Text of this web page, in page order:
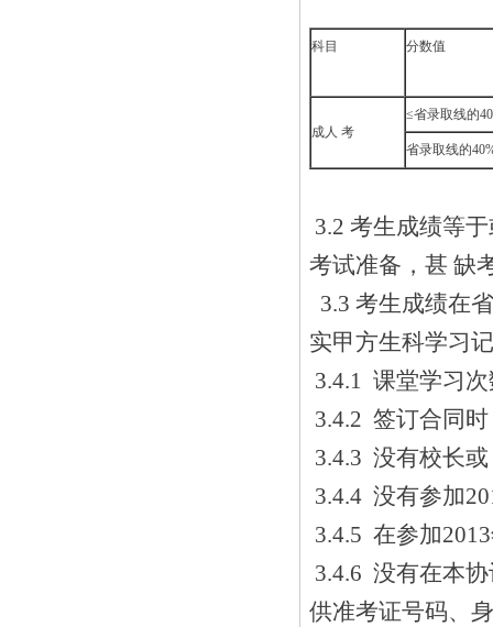
科目 分数值
成人 考
≤省录取线的
省录取线的
3.2 考生成绩等
考试准备，甚 缺
3.3 考生成绩在
实甲方生科学习
3.4.1 课堂学习
3.4.2 签订合同
3.4.3 没有校长
3.4.4 没有参加
3.4.5 在参加
3.4.6 没有在本
供准考证号码、